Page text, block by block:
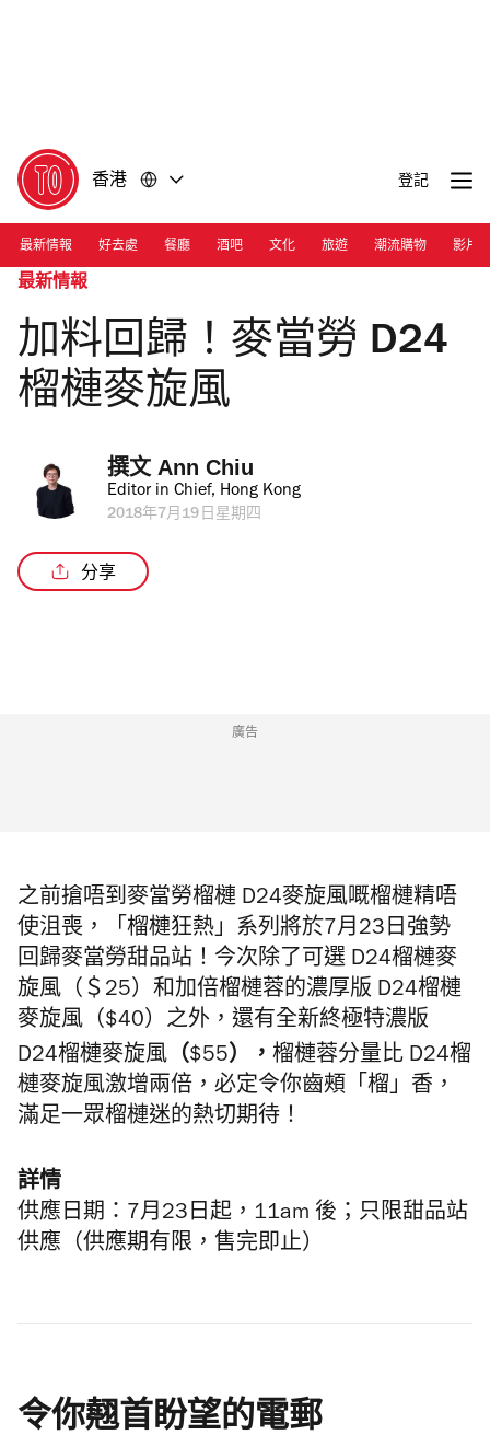
香港 登記
最新情報 好去處 餐廳 酒吧 文化 旅遊 潮流購物 影片
最新情報
加料回歸！麥當勞 D24
榴槤麥旋風
撰文 Ann Chiu
Editor in Chief, Hong Kong
2018年7月19日星期四
分享
廣告
之前搶唔到麥當勞榴槤 D24麥旋風嘅榴槤精唔
使沮喪，「 榴槤狂熱」 系列將於7月23日強勢
回歸麥當勞甜品站！今次除了可選 D24榴槤麥
旋風（＄25）和加倍榴槤蓉的濃厚版 D24榴槤
麥旋風（$40）之外，還有全新終極特濃版
D24榴槤麥旋風 （$55） ， 榴槤蓉分量比 D24榴
槤麥旋風激增兩倍，必定令你齒頰「榴」香，
滿足一眾榴槤迷的熱切期待！
詳情
供應 日期：7月23日起， 11am 後； 只限甜品站
供應（供應期有限，售完即止）
令你翹首盼望的電郵